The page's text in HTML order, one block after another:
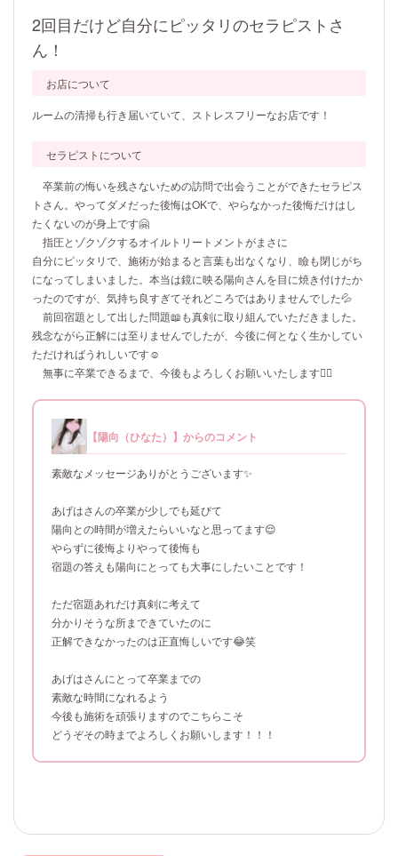
2回目だけど自分にピッタリのセラピストさ
ん！
お店について
ルームの清掃も行き届いていて、ストレスフリーなお店です！
セラピストについて
卒業前の悔いを残さないための訪問で出会うことができたセラピス
トさん。やってダメだった後悔はOKで、やらなかった後悔だけはし
たくないのが身上です🤗
指圧とゾクゾクするオイルトリートメントがまさに
自分にピッタリで、施術が始まると言葉も出なくなり、瞼も閉じがち
になってしまいました。本当は鏡に映る陽向さんを目に焼き付けたか
ったのですが、気持ち良すぎてそれどころではありませんでした💦
前回宿題として出した問題📖も真剣に取り組んでいただきました。
残念ながら正解には至りませんでしたが、今後に何となく生かしてい
ただければうれしいです☺️
無事に卒業できるまで、今後もよろしくお願いいたします🙇‍♂️
【陽向（ひなた）】からのコメント
素敵なメッセージありがとうございます✨
あげはさんの卒業が少しでも延びて
陽向との時間が増えたらいいなと思ってます😌
やらずに後悔よりやって後悔も
宿題の答えも陽向にとっても大事にしたいことです！
ただ宿題あれだけ真剣に考えて
分かりそうな所まできていたのに
正解できなかったのは正直悔しいです😂笑
あげはさんにとって卒業までの
素敵な時間になれるよう
今後も施術を頑張りますのでこちらこそ
どうぞその時までよろしくお願いします！！！